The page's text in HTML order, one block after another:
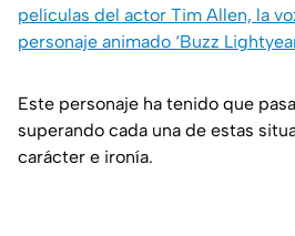
películas del actor Tim Allen, la
personaje animado ‘Buzz
Este personaje ha tenido que
superando cada una de estas
carácter e ironía.